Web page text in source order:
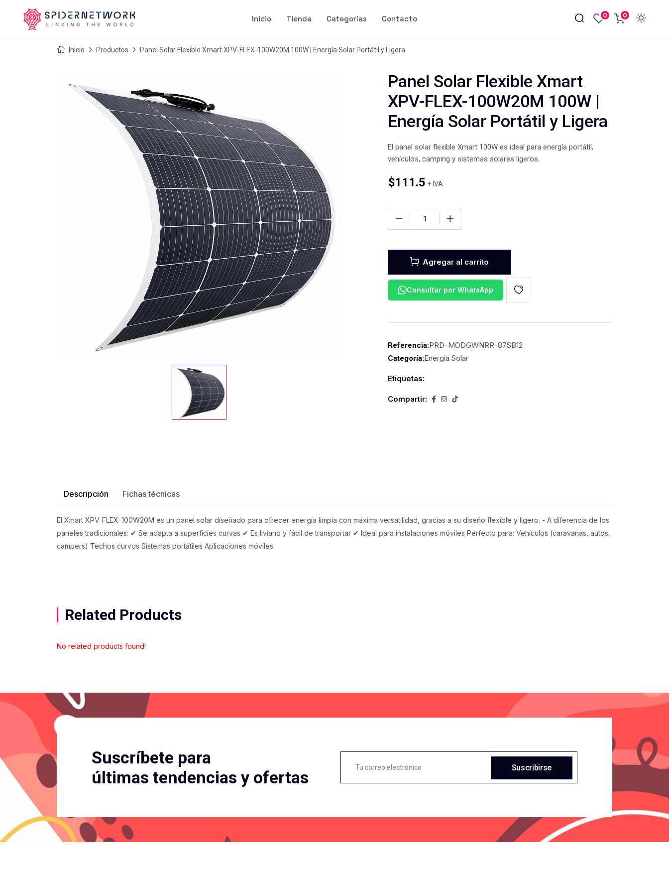
Inicio Tienda Categorías Contacto 0 0
Inicio Productos Panel Solar Flexible Xmart XPV-FLEX-100W20M 100W | Energía Solar Portátil y Ligera
Panel Solar Flexible Xmart
XPV-FLEX-100W20M 100W |
Energía Solar Portátil y Ligera
El panel solar flexible Xmart 100W es ideal para energía portátil,
vehículos, camping y sistemas solares ligeros.
$111.5 + IVA
Agregar al carrito
Consultar por WhatsApp
Referencia:PRD-MODGWNRR-87SB12
Categoría:Energía Solar
Etiquetas:
Compartir:
Descripción Fichas técnicas
El Xmart XPV-FLEX-100W20M es un panel solar diseñado para ofrecer energía limpia con máxima versatilidad, gracias a su diseño flexible y ligero. - A diferencia de los
paneles tradicionales: ✔ Se adapta a superficies curvas ✔ Es liviano y fácil de transportar ✔ Ideal para instalaciones móviles Perfecto para: Vehículos (caravanas, autos,
campers) Techos curvos Sistemas portátiles Aplicaciones móviles
Related Products
No related products found!
Suscríbete para
últimas tendencias y ofertas
Suscribirse